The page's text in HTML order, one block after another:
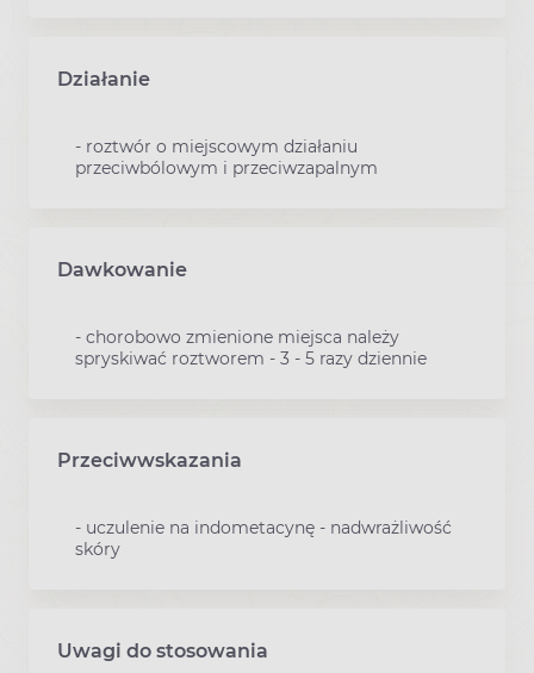
Działanie
- roztwór o miejscowym działaniu
przeciwbólowym i przeciwzapalnym
Dawkowanie
- chorobowo zmienione miejsca należy
spryskiwać roztworem - 3 - 5 razy dziennie
Przeciwwskazania
- uczulenie na indometacynę - nadwrażliwość
skóry
Uwagi do stosowania